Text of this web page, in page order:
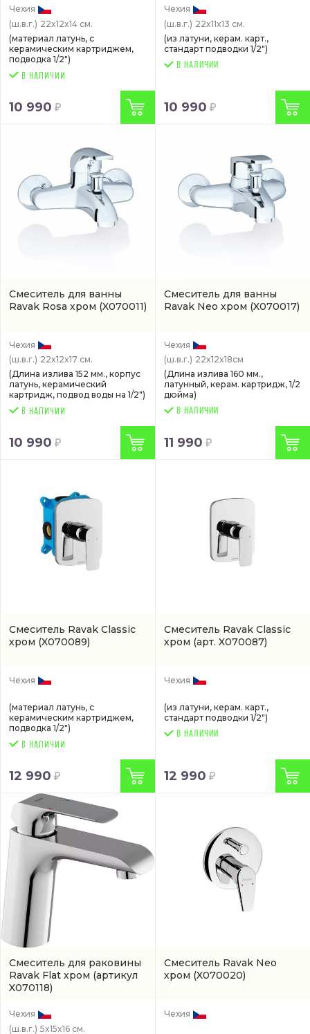
Чехия
(ш.в.г.) 22x12x14 см.
(материал латунь, с
керамическим картриджем,
подводка 1/2")
10 990
Чехия
(ш.в.г.) 22x11x13 см.
(из латуни, керам. карт.,
стандарт подводки 1/2")
В НАЛИЧИИ
10 990
Смеситель для ванны
Ravak Rosa хром (X070011)
Чехия
(ш.в.г.) 22x12x17 см.
(Длина излива 152 мм., корпус
латунь, керамический
картридж, подвод воды на 1/2")
10 990
Смеситель для ванны
Ravak Neo хром (X070017)
Чехия
(ш.в.г.) 22x12x18см
(Длина излива 160 мм.,
латунный, керам. картридж, 1/2
дюйма)
В НАЛИЧИИ
11 990
Смеситель Ravak Classic
хром (X070089)
Чехия
(материал латунь, с
керамическим картриджем,
подводка 1/2")
12 990
Смеситель Ravak Classic
хром (арт. X070087)
Чехия
(из латуни, керам. карт.,
стандарт подводки 1/2")
В НАЛИЧИИ
12 990
Смеситель для раковины
Ravak Flat хром (артикул
X070118)
Чехия
(ш.в.г.) 5x15x16 см.
Смеситель Ravak Neo
хром (X070020)
Чехия